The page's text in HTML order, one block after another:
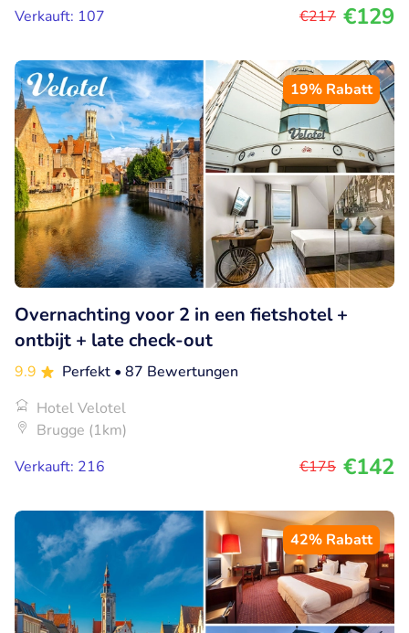
Verkauft: 107
€217 €129
19% Rabatt
Overnachting voor 2 in een fietshotel +
ontbijt + late check-out
9.9 Perfekt • 87 Bewertungen
Hotel Velotel
Brugge (1km)
Verkauft: 216
€175 €142
42% Rabatt